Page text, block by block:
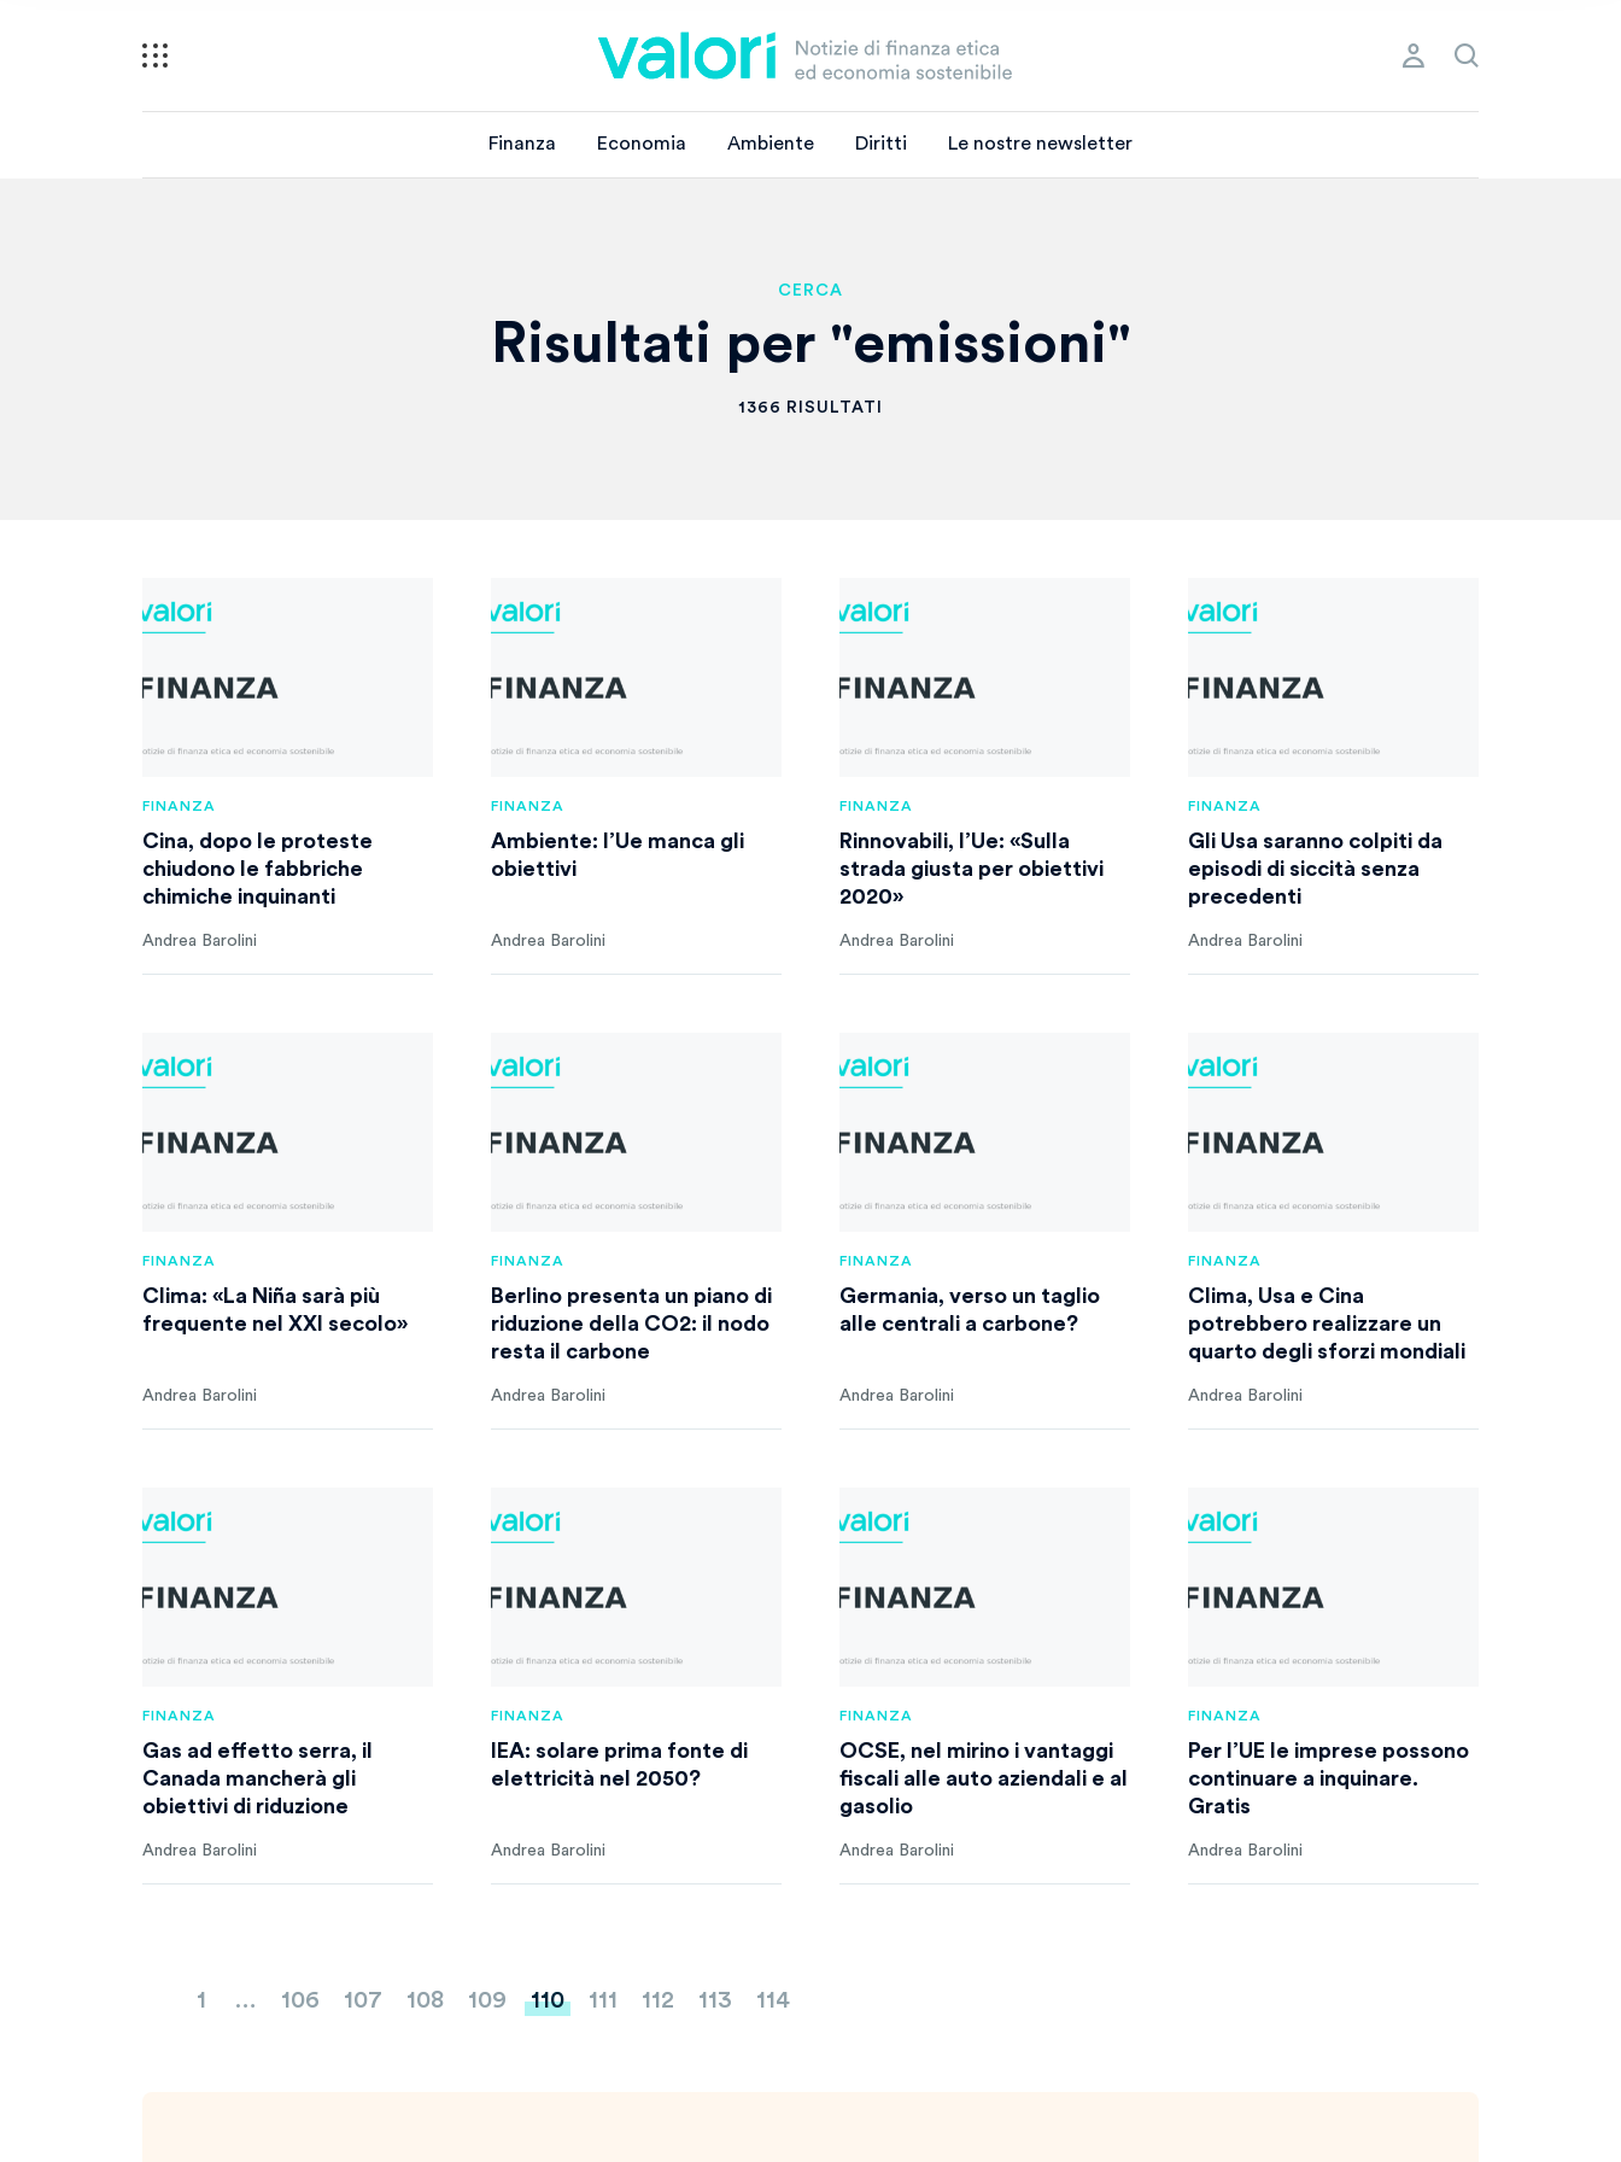
Finanza Economia Ambiente Diritti Le nostre newsletter
CERCA
Risultati per "emissioni"
1366 RISULTATI
FINANZA
Cina, dopo le proteste
chiudono le fabbriche
chimiche inquinanti
Andrea Barolini
FINANZA
Ambiente: l’Ue manca gli
obiettivi
Andrea Barolini
FINANZA
Rinnovabili, l’Ue: «Sulla
strada giusta per obiettivi
2020»
Andrea Barolini
FINANZA
Gli Usa saranno colpiti da
episodi di siccità senza
precedenti
Andrea Barolini
FINANZA
Clima: «La Niña sarà più
frequente nel XXI secolo»
Andrea Barolini
FINANZA
Berlino presenta un piano di
riduzione della CO2: il nodo
resta il carbone
Andrea Barolini
FINANZA
Germania, verso un taglio
alle centrali a carbone?
Andrea Barolini
FINANZA
Clima, Usa e Cina
potrebbero realizzare un
quarto degli sforzi mondiali
Andrea Barolini
FINANZA
Gas ad effetto serra, il
Canada mancherà gli
obiettivi di riduzione
Andrea Barolini
FINANZA
IEA: solare prima fonte di
elettricità nel 2050?
Andrea Barolini
FINANZA
OCSE, nel mirino i vantaggi
fiscali alle auto aziendali e al
gasolio
Andrea Barolini
FINANZA
Per l’UE le imprese possono
continuare a inquinare.
Gratis
Andrea Barolini
Paginazione
1 … 106 107 108 109 110 111 112 113 114